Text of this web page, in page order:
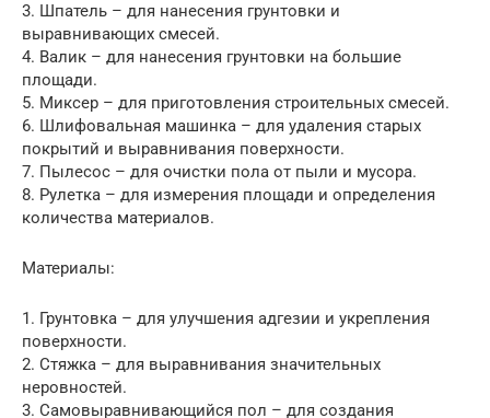
3. Шпатель – для нанесения грунтовки и
выравнивающих смесей.
4. Валик – для нанесения грунтовки на большие
площади.
5. Миксер – для приготовления строительных смесей.
6. Шлифовальная машинка – для удаления старых
покрытий и выравнивания поверхности.
7. Пылесос – для очистки пола от пыли и мусора.
8. Рулетка – для измерения площади и определения
количества материалов.
Материалы:
1. Грунтовка – для улучшения адгезии и укрепления
поверхности.
2. Стяжка – для выравнивания значительных
неровностей.
3. Самовыравнивающийся пол – для создания